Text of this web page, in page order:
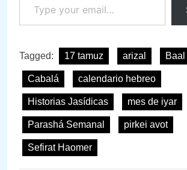
Tagged: 17 tamuz arizal
Cabalá calendario hebreo
Historias Jasídicas mes de iyar
Parashá Semanal pirkei avot
Sefirat Haomer